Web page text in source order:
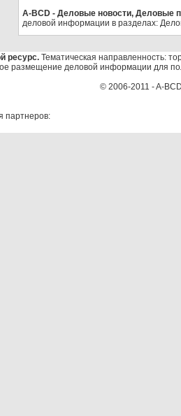
A-BCD - Деловые новости, Деловые
деловой информации в разделах:
ресурс. Тематическая направленность:
размещение деловой информации для
© 2006-2011 - A-
партнеров: